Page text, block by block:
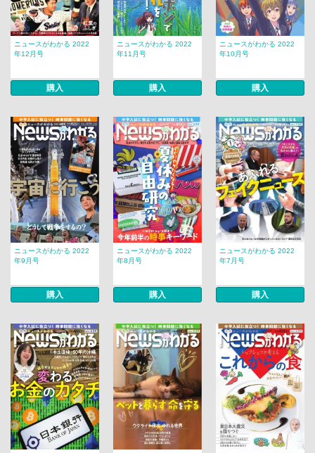
ニュースがわかる 2022
年12月号
購入
ニュースがわかる 2022
年11月号
購入
ニュースがわかる 2022
年10月号
購入
ニュースがわかる 2022
年9月号
購入
ニュースがわかる 2022
年8月号
購入
ニュースがわかる 2022
年7月号
購入